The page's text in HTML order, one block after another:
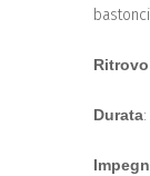
Ritrovo
Durata